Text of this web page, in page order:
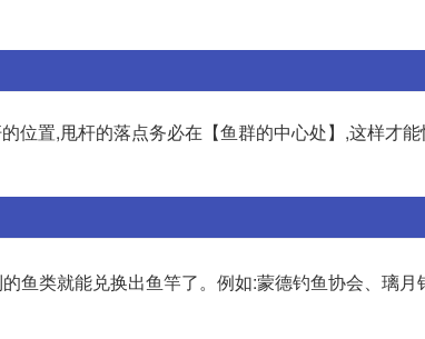
置,甩杆的落点务必在【鱼群的中心处】,这样才
鱼类就能兑换出鱼竿了。例如:蒙德钓鱼协会、璃